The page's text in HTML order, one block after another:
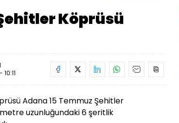
Köprüsü
Adana 15 Temmuz Şehitler
uzunluğundaki 6 şeritlik